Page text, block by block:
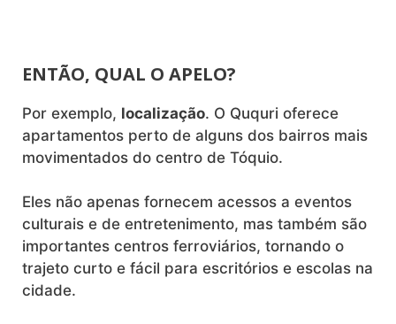
ENTÃO, QUAL O APELO?
Por exemplo, localização. O Ququri oferece
apartamentos perto de alguns dos bairros mais
movimentados do centro de Tóquio.
Eles não apenas fornecem acessos a eventos
culturais e de entretenimento, mas também são
importantes centros ferroviários, tornando o
trajeto curto e fácil para escritórios e escolas na
cidade.